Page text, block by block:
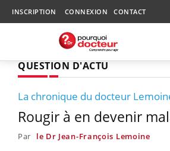
INSCRIPTION CONNEXION CONTACT
QUESTION D'ACTU
La chronique du docteur
Rougir à en devenir
Par le Dr Jean-François Lemoine